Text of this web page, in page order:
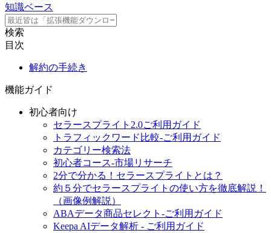
知識ベース
検索
目次
解約の手続き
機能ガイド
初心者向け
セラースプライト2.0ご利用ガイド
トラフィックワード比較‐ご利用ガイド
カテゴリー検索法
初心者コース‐市場リサーチ
2分で分かる！セラースプライトとは？
約５分でセラースプライトの使い方を徹底解説！
（画像例解説）
ABAデータ商品セレクト‐ご利用ガイド
Keepa AIデータ解析 - ご利用ガイド